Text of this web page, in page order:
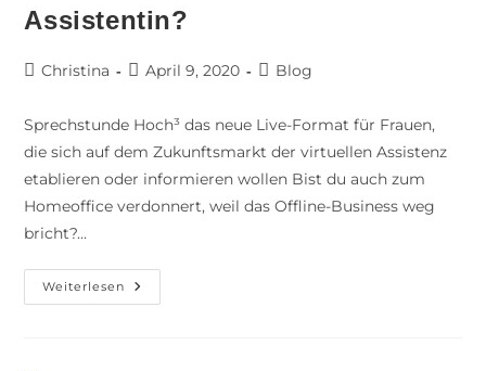
Assistentin?
Christina April 9, 2020 Blog
Sprechstunde Hoch³ das neue Live-Format für Frauen,
die sich auf dem Zukunftsmarkt der virtuellen Assistenz
etablieren oder informieren wollen Bist du auch zum
Homeoffice verdonnert, weil das Offline-Business weg
bricht?…
Weiterlesen